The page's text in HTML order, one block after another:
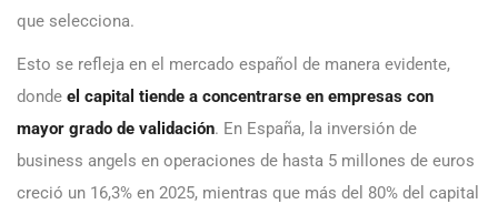
que selecciona.
Esto se refleja en el mercado español de manera evidente,
donde el capital tiende a concentrarse en empresas con
mayor grado de validación. En España, la inversión de
business angels en operaciones de hasta 5 millones de euros
creció un 16,3% en 2025, mientras que más del 80% del capital